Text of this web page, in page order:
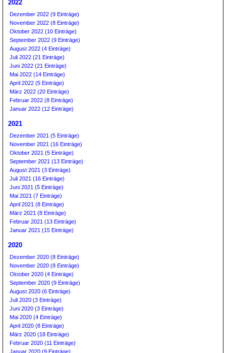
2022
Dezember 2022 (9 Einträge)
November 2022 (8 Einträge)
Oktober 2022 (10 Einträge)
September 2022 (9 Einträge)
August 2022 (4 Einträge)
Juli 2022 (21 Einträge)
Juni 2022 (21 Einträge)
Mai 2022 (14 Einträge)
April 2022 (5 Einträge)
März 2022 (20 Einträge)
Februar 2022 (8 Einträge)
Januar 2022 (12 Einträge)
2021
Dezember 2021 (5 Einträge)
November 2021 (16 Einträge)
Oktober 2021 (5 Einträge)
September 2021 (13 Einträge)
August 2021 (3 Einträge)
Juli 2021 (16 Einträge)
Juni 2021 (5 Einträge)
Mai 2021 (7 Einträge)
April 2021 (8 Einträge)
März 2021 (8 Einträge)
Februar 2021 (13 Einträge)
Januar 2021 (15 Einträge)
2020
Dezember 2020 (8 Einträge)
November 2020 (8 Einträge)
Oktober 2020 (4 Einträge)
September 2020 (9 Einträge)
August 2020 (6 Einträge)
Juli 2020 (3 Einträge)
Juni 2020 (3 Einträge)
Mai 2020 (4 Einträge)
April 2020 (8 Einträge)
März 2020 (18 Einträge)
Februar 2020 (11 Einträge)
Januar 2020 (9 Einträge)